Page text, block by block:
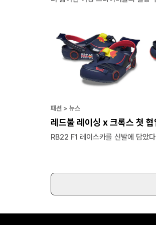
패션 > 뉴스
레드불 레이싱 x 크록스 첫 협
RB22 F1 레이스카를 신발에 담았다